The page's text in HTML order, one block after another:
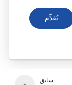
يُقدِّم
سابق